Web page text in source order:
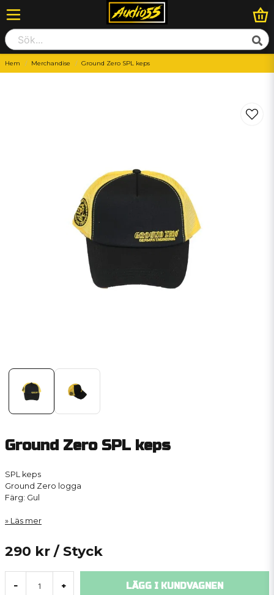
Hem Merchandise Ground Zero SPL keps
Ground Zero SPL keps
SPL keps
Ground Zero logga
Färg: Gul
Läs mer
290 kr / Styck
- + LÄGG I KUNDVAGNEN